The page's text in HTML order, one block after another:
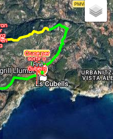
Inizio
Fine
Es
Cubells
Cruce per
sortir a
can
mestre